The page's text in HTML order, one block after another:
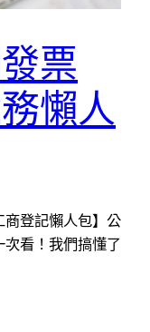
票
懶人
登記懶人包】公
看！我們搞懂了